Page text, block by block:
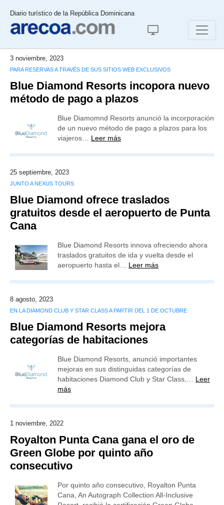
Diario turístico de la República Dominicana
3 noviembre, 2023
PARA RESERVAS A TRAVÉS DE SUS SITIOS WEB EXCLUSIVOS
Blue Diamond Resorts incopora nuevo
método de pago a plazos
Blue Diamomnd Resorts anunció la incorporación
de un nuevo método de pago a plazos para los
viajeros… Leer más
25 septiembre, 2023
JUNTO A NEXUS TOURS
Blue Diamond ofrece traslados
gratuitos desde el aeropuerto de Punta
Cana
Blue Diamond Resorts innova ofreciendo ahora
traslados gratuitos de ida y vuelta desde el
aeropuerto hasta el… Leer más
8 agosto, 2023
EN LA DIAMOND CLUB Y STAR CLASS A PARTIR DEL 1 DE OCTUBRE
Blue Diamond Resorts mejora
categorías de habitaciones
Blue Diamond Resorts, anunció importantes
mejoras en sus distinguidas categorías de
habitaciones Diamond Club y Star Class,… Leer
más
1 noviembre, 2022
Royalton Punta Cana gana el oro de
Green Globe por quinto año
consecutivo
Por quinto año consecutivo, Royalton Punta
Cana, An Autograph Collection All-Inclusive